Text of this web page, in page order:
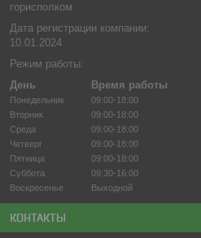
горисполком
Дата регистрации компании:
10.01.2024
Режим работы:
День
Время работы
Понедельник
09:00-18:00
Вторник
09:00-18:00
Среда
09:00-18:00
Четверг
09:00-18:00
Пятница
09:00-18:00
Суббота
09:30-16:00
Воскресенье
Выходной
КОНТАКТЫ